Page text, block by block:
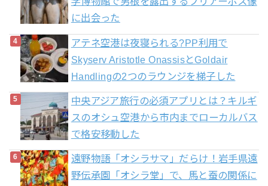
に出会った
アテネ空港は夜寝られる?PP利用で
Skyserv Aristotle OnassisとGoldair
Handlingの2つのラウンジを梯子した
中央アジア旅行の必須アプリとは？キルギ
スのオシュ空港から市内までローカルバス
で格安移動した
遠野物語「オシラサマ」だらけ！岩手県遠
野伝承園「オシラ堂」で、馬と蚕の関係に